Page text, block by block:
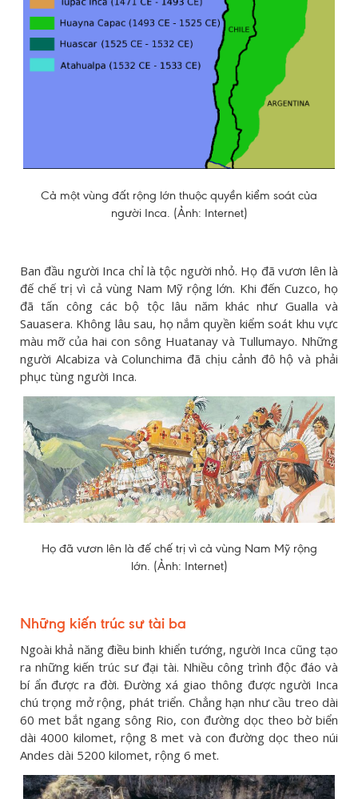
Cả một vùng đất rộng lớn thuộc quyền kiểm soát của
người Inca. (Ảnh: Internet)
Ban đầu người Inca chỉ là tộc người nhỏ. Họ đã vươn lên là
đế chế trị vì cả vùng Nam Mỹ rộng lớn. Khi đến Cuzco, họ
đã tấn công các bộ tộc lâu năm khác như Gualla và
Sauasera. Không lâu sau, họ nắm quyền kiểm soát khu vực
màu mỡ của hai con sông Huatanay và Tullumayo. Những
người Alcabiza và Colunchima đã chịu cảnh đô hộ và phải
phục tùng người Inca.
Họ đã vươn lên là đế chế trị vì cả vùng Nam Mỹ rộng
lớn. (Ảnh: Internet)
Những kiến trúc sư tài ba
Ngoài khả năng điều binh khiển tướng, người Inca cũng tạo
ra những kiến trúc sư đại tài. Nhiều công trình độc đáo và
bí ẩn được ra đời. Đường xá giao thông được người Inca
chú trọng mở rộng, phát triển. Chẳng hạn như cầu treo dài
60 met bắt ngang sông Rio, con đường dọc theo bờ biển
dài 4000 kilomet, rộng 8 met và con đường dọc theo núi
Andes dài 5200 kilomet, rộng 6 met.